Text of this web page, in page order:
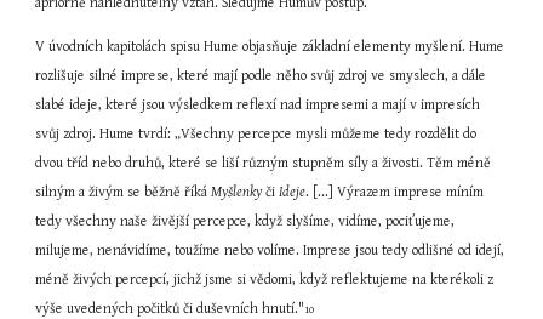
V úvodních kapitolách spisu Hume objasňuje základní elementy myšlení. Hume
rozlišuje silné imprese, které mají podle něho svůj zdroj ve smyslech, a dále
slabé ideje, které jsou výsledkem reflexí nad impresemi a mají v impresích
svůj zdroj. Hume tvrdí: „Všechny percepce mysli můžeme tedy rozdělit do
dvou tříd nebo druhů, které se liší různým stupněm síly a živosti. Těm méně
silným a živým se běžně říká Myšlenky či Ideje. [...] Výrazem imprese míním
tedy všechny naše živější percepce, když slyšíme, vidíme, pociťujeme,
milujeme, nenávidíme, toužíme nebo volíme. Imprese jsou tedy odlišné od idejí,
méně živých percepcí, jichž jsme si vědomi, když reflektujeme na kterékoli z
výše uvedených počitků či duševních hnutí."10